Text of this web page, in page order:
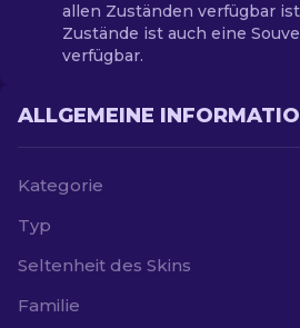
allen Zuständen verfügbar
Zustände ist auch eine
verfügbar.
ALLGEMEINE
Kategorie
Typ
Seltenheit des Skins
Familie